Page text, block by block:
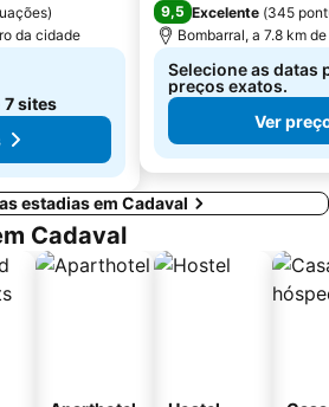
Praia do Magoito
Sítio da Nazaré
)
da cidade
7 sites
9,5 Excelente (345
Bombarral, a 7.8 km
Selecione as datas
preços exatos.
Ver
estadias em Cadaval
Cadaval